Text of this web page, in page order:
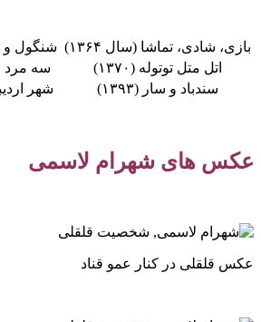
بازی، شادی، تماشا (سال ۱۳۶۴)
شنگول و
اتل متل توتوله (۱۳۷۰)
سه مرد
سندباد و سار (۱۳۹۳)
شهر
عکس های شهرام لاسمی
عکس قلقلی در کنار عمو قناد